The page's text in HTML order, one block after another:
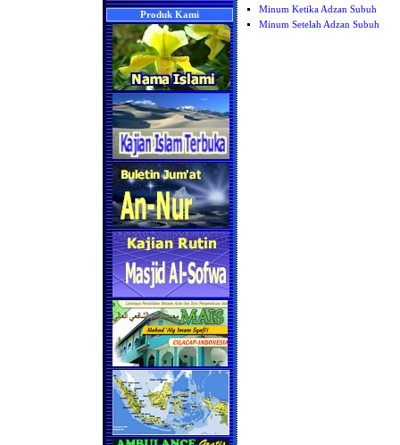
Produk Kami
Minum Ketika Adzan Subuh
Minum Setelah Adzan Subuh